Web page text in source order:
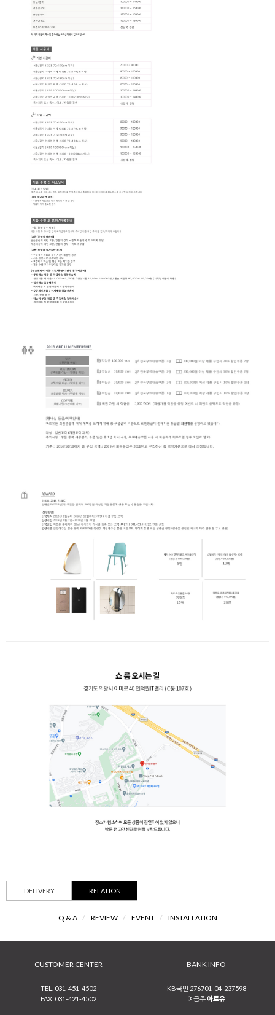
DELIVERY RELATION
Q & A / REVIEW / EVENT / INSTALLATION
CUSTOMER CENTER
TEL. 031-451-4502
FAX. 031-421-4502
BANK INFO
KB국민 276701-04-237598
예금주아트유